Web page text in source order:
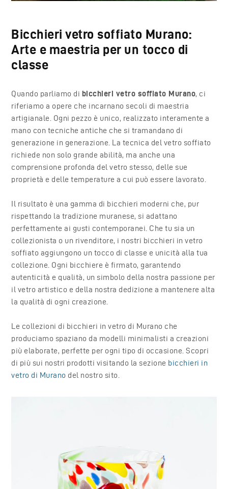
Bicchieri vetro soffiato Murano:
Arte e maestria per un tocco di
classe
Quando parliamo di bicchieri vetro soffiato Murano, ci
riferiamo a opere che incarnano secoli di maestria
artigianale. Ogni pezzo è unico, realizzato interamente a
mano con tecniche antiche che si tramandano di
generazione in generazione. La tecnica del vetro soffiato
richiede non solo grande abilità, ma anche una
comprensione profonda del vetro stesso, delle sue
proprietà e delle temperature a cui può essere lavorato.
Il risultato è una gamma di bicchieri moderni che, pur
rispettando la tradizione muranese, si adattano
perfettamente ai gusti contemporanei. Che tu sia un
collezionista o un rivenditore, i nostri bicchieri in vetro
soffiato aggiungono un tocco di classe e unicità alla tua
collezione. Ogni bicchiere è firmato, garantendo
autenticità e qualità, un simbolo della nostra passione per
il vetro artistico e della nostra dedizione a mantenere alta
la qualità di ogni creazione.
Le collezioni di bicchieri in vetro di Murano che
produciamo spaziano da modelli minimalisti a creazioni
più elaborate, perfette per ogni tipo di occasione. Scopri
di più sui nostri prodotti visitando la sezione bicchieri in
vetro di Murano del nostro sito.